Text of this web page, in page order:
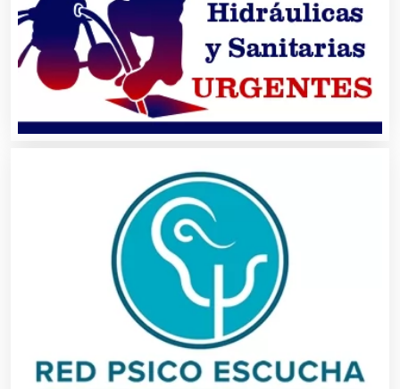
Automóviles Nuevos y Usados
Autopartes Eléctricas
Balnearios
Bancos
Banquetes